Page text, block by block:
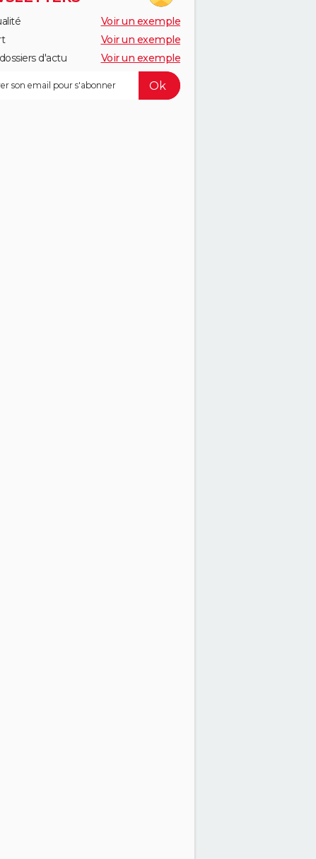
Voir un exemple
Voir un exemple
d'actu
Voir un exemple